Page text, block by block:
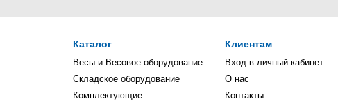
Каталог
Весы и Весовое оборудование
Складское оборудование
Комплектующие
Клиентам
Вход в личный кабинет
О нас
Контакты